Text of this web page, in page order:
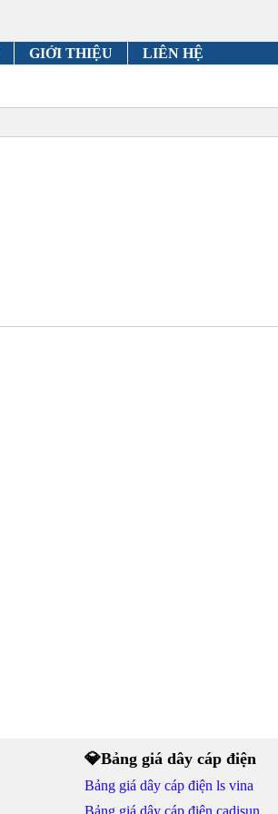
GIỚI THIỆU LIÊN HỆ
💎Bảng giá dây cáp điện
Bảng giá dây cáp điện ls vina
Bảng giá dây cáp điện cadisun